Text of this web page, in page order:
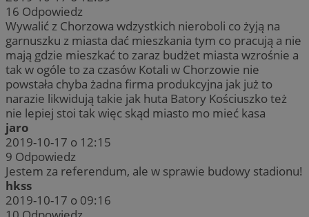
16 Odpowiedz
Wywalić z Chorzowa wdzystkich nieroboli co żyją na
garnuszku z miasta dać mieszkania tym co pracują a nie
mają gdzie mieszkać to zaraz budżet miasta wzrośnie a
tak w ogóle to za czasów Kotali w Chorzowie nie
powstała chyba żadna firma produkcyjna jak już to
narazie likwidują takie jak huta Batory Kościuszko też
nie lepiej stoi tak więc skąd miasto mo mieć kasa
jaro
2019-10-17 o 12:15
9 Odpowiedz
Jestem za referendum, ale w sprawie budowy stadionu!
hkss
2019-10-17 o 09:16